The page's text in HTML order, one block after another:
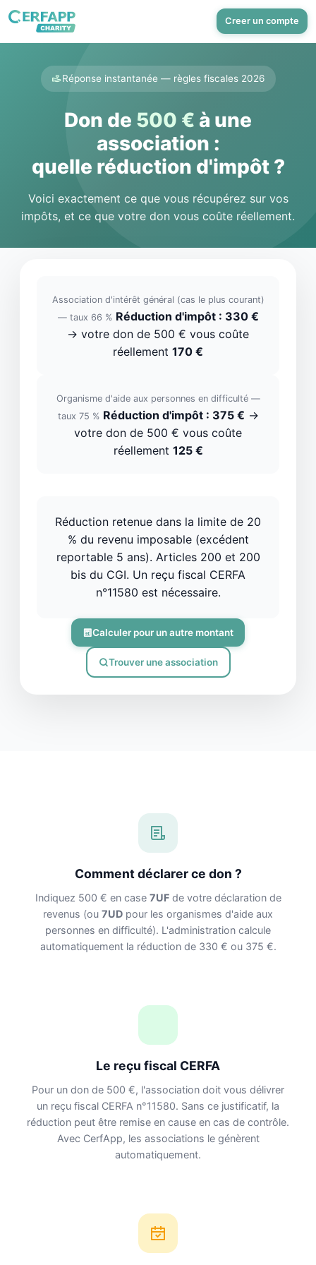
Creer un compte
Réponse instantanée — règles fiscales 2026
Don de 500 € à une
association :
quelle réduction d'impôt ?
Voici exactement ce que vous récupérez sur vos
impôts, et ce que votre don vous coûte réellement.
Association d'intérêt général (cas le plus courant)
— taux 66 % Réduction d'impôt : 330 €
→ votre don de 500 € vous coûte
réellement 170 €
Organisme d'aide aux personnes en difficulté —
taux 75 % Réduction d'impôt : 375 € →
votre don de 500 € vous coûte
réellement 125 €
Réduction retenue dans la limite de 20
% du revenu imposable (excédent
reportable 5 ans). Articles 200 et 200
bis du CGI. Un reçu fiscal CERFA
n°11580 est nécessaire.
Calculer pour un autre montant
Trouver une association
Comment déclarer ce don ?
Indiquez 500 € en case 7UFde votre déclaration de
revenus (ou 7UD pour les organismes d'aide aux
personnes en difficulté). L'administration calcule
automatiquement la réduction de 330 € ou 375 €.
Le reçu fiscal CERFA
Pour un don de 500 €, l'association doit vous délivrer
un reçu fiscal CERFA n°11580. Sans ce justificatif, la
réduction peut être remise en cause en cas de contrôle.
Avec CerfApp, les associations le génèrent
automatiquement.